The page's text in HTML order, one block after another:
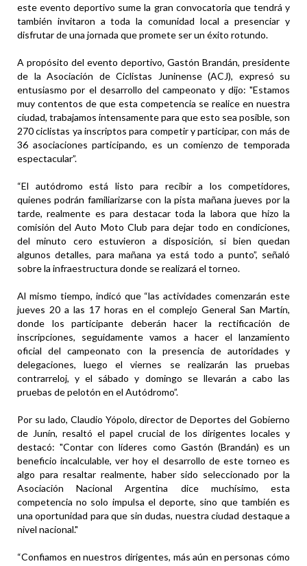
este evento deportivo sume la gran convocatoria que tendrá y
también invitaron a toda la comunidad local a presenciar y
disfrutar de una jornada que promete ser un éxito rotundo.
A propósito del evento deportivo, Gastón Brandán, presidente
de la Asociación de Ciclistas Juninense (ACJ), expresó su
entusiasmo por el desarrollo del campeonato y dijo: "Estamos
muy contentos de que esta competencia se realice en nuestra
ciudad, trabajamos intensamente para que esto sea posible, son
270 ciclistas ya inscriptos para competir y participar, con más de
36 asociaciones participando, es un comienzo de temporada
espectacular”.
“El autódromo está listo para recibir a los competidores,
quienes podrán familiarizarse con la pista mañana jueves por la
tarde, realmente es para destacar toda la labora que hizo la
comisión del Auto Moto Club para dejar todo en condiciones,
del minuto cero estuvieron a disposición, si bien quedan
algunos detalles, para mañana ya está todo a punto”, señaló
sobre la infraestructura donde se realizará el torneo.
Al mismo tiempo, indicó que “las actividades comenzarán este
jueves 20 a las 17 horas en el complejo General San Martín,
donde los participante deberán hacer la rectificación de
inscripciones, seguidamente vamos a hacer el lanzamiento
oficial del campeonato con la presencia de autoridades y
delegaciones, luego el viernes se realizarán las pruebas
contrarreloj, y el sábado y domingo se llevarán a cabo las
pruebas de pelotón en el Autódromo”.
Por su lado, Claudio Yópolo, director de Deportes del Gobierno
de Junín, resaltó el papel crucial de los dirigentes locales y
destacó: "Contar con líderes como Gastón (Brandán) es un
beneficio incalculable, ver hoy el desarrollo de este torneo es
algo para resaltar realmente, haber sido seleccionado por la
Asociación Nacional Argentina dice muchísimo, esta
competencia no solo impulsa el deporte, sino que también es
una oportunidad para que sin dudas, nuestra ciudad destaque a
nivel nacional."
“Confiamos en nuestros dirigentes, más aún en personas cómo